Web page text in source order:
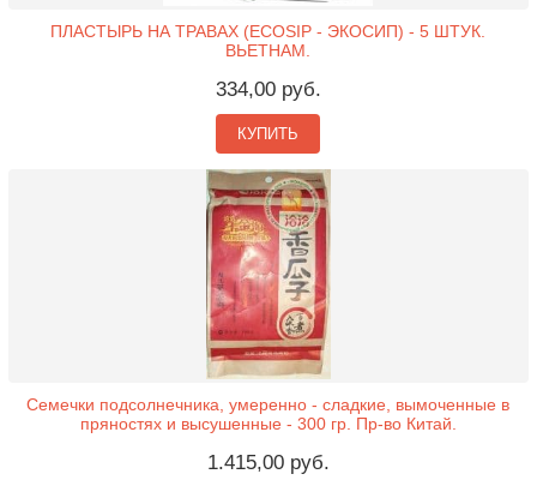
ПЛАСТЫРЬ НА ТРАВАХ (ECOSIP - ЭКОСИП) - 5 ШТУК.
ВЬЕТНАМ.
334,00 руб.
КУПИТЬ
Семечки подсолнечника, умеренно - сладкие, вымоченные в
пряностях и высушенные - 300 гр. Пр-во Китай.
1.415,00 руб.